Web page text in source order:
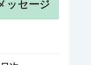
ッセージ